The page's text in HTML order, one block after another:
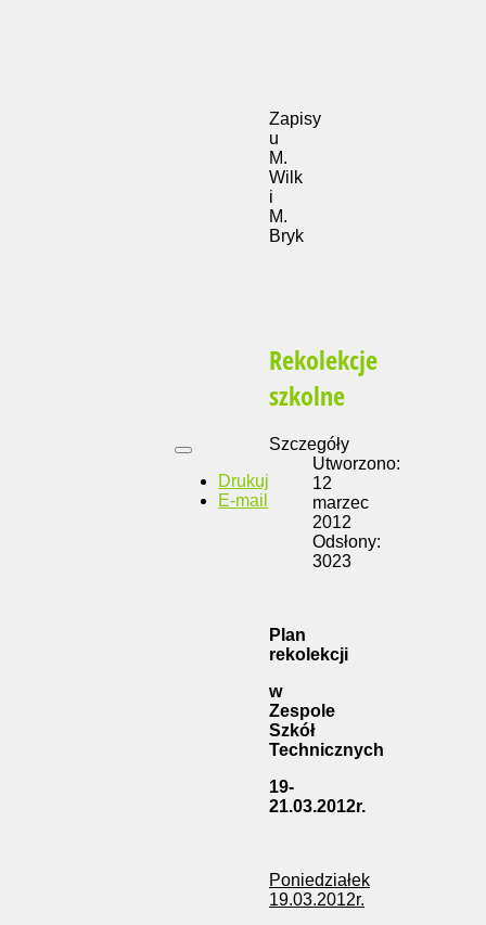
Zapisy
u
M.
Wilk
i
M.
Bryk
Rekolekcje
szkolne
Drukuj
E-mail
Szczegóły
Utworzono:
12
marzec
2012
Odsłony:
3023
Plan
rekolekcji
w
Zespole
Szkół
Technicznych
19-
21.03.2012r.
Poniedziałek
19.03.2012r.